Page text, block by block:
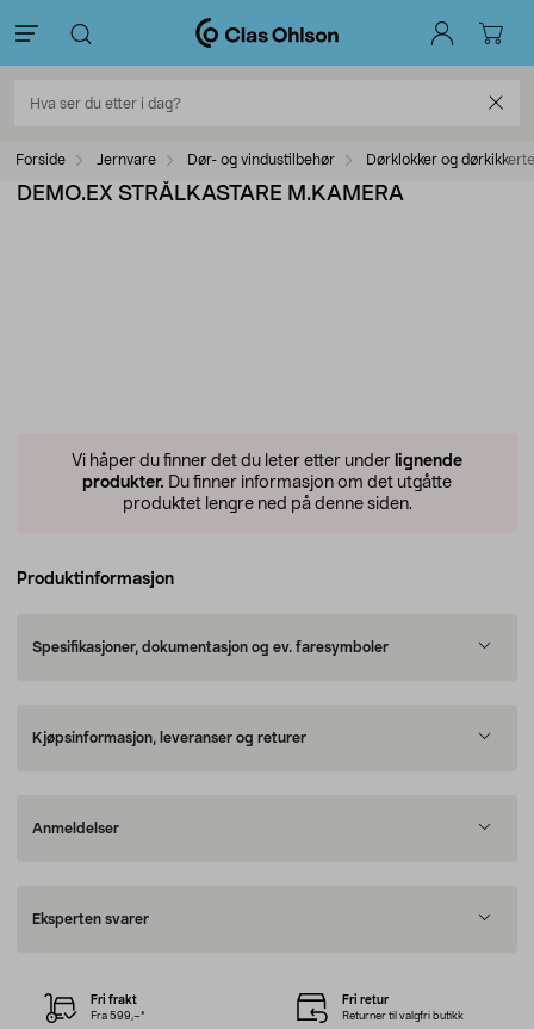
Forside Jernvare Dør- og vindustilbehør Dørklokker og
DEMO.EX STRÅLKASTARE M.KAMERA
Vi håper du finner det du leter etter under lignende
produkter. Du finner informasjon om det utgåtte
produktet lengre ned på denne siden.
Produktinformasjon
Spesifikasjoner, dokumentasjon og ev. faresymboler
Kjøpsinformasjon, leveranser og returer
Anmeldelser
Eksperten svarer
Fri frakt
Fra 599,–*
Fri retur
Returner til valgfri butikk